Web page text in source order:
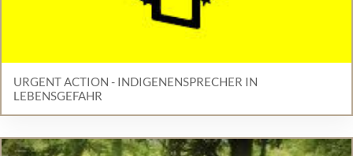
URGENT ACTION - INDIGENENSPRECHER IN
LEBENSGEFAHR